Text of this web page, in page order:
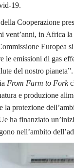
19.
Cooperazione
in Africa
Europea
emissioni di gas
del nostro pianeta”.
From Farm to Fork
e produzione
protezione
ha finanziato
nell’ambito